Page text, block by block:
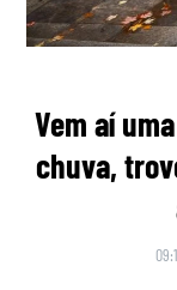
Vem aí
chuva,